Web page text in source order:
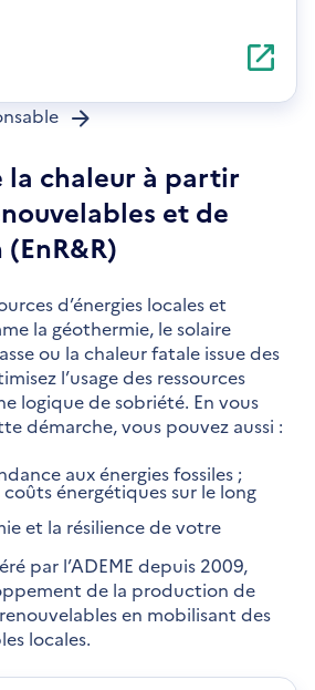
la chaleur à partir
et de
d’énergies locales et
la géothermie, le solaire
ou la chaleur fatale issue des
l’usage des ressources
logique de sobriété. En vous
démarche, vous pouvez aussi :
aux énergies fossiles ;
énergétiques sur le long
et la résilience de votre
par l’ADEME depuis 2009,
de la production de
en mobilisant des
locales.